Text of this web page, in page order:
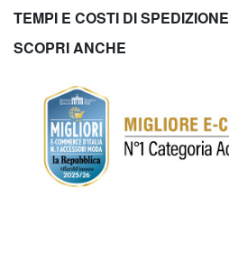
TEMPI E COSTI DI SPEDIZIONE
SCOPRI ANCHE